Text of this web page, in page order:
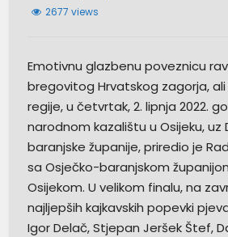
2677 views
Emotivnu glazbenu poveznicu
bregovitog Hrvatskog zagorja,
regije, u četvrtak, 2. lipnja 2022.
narodnom kazalištu u Osijeku, uz
baranjske županije, priredio je
sa Osječko-baranjskom
Osijekom. U velikom finalu, na
najljepših kajkavskih popevki
Igor Delač, Stjepan Jeršek Štef,